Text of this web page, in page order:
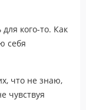
кого-то. Как
себя
что не знаю,
чувствуя